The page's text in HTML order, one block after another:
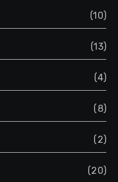
(10)
(13)
(4)
(8)
(2)
(20)